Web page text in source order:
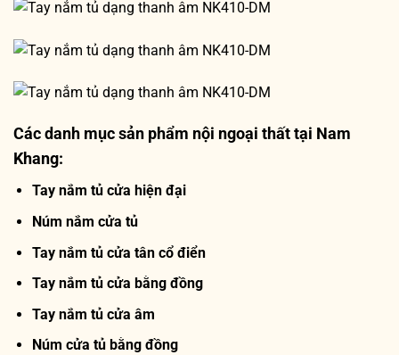
Các danh mục sản phẩm nội ngoại thất tại Nam
Khang:
Tay nắm tủ cửa hiện đại
Núm nắm cửa tủ
Tay nắm tủ cửa tân cổ điển
Tay nắm tủ cửa bằng đồng
Tay nắm tủ cửa âm
Núm cửa tủ bằng đồng